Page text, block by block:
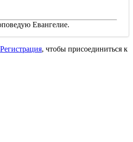
Евангелие.
Регистрация, чтобы присоединиться к